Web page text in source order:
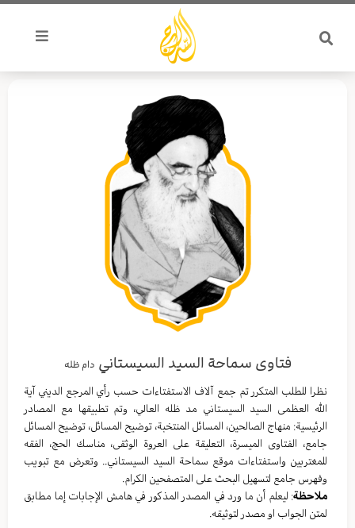
تخطي
المحتوى
فتاوى سماحة السيد السيستاني دام ظله
نظرا للطلب المتكرر تم جمع آلاف الاستفتاءات حسب رأي المرجع الديني آية
الله العظمى السيد السيستاني مد ظله العالي، وتم تطبيقها مع المصادر
الرئيسية: منهاج الصالحين، المسائل المنتخبة، توضيح المسائل، توضيح المسائل
جامع، الفتاوى الميسرة، التعليقة على العروة الوثقى، مناسك الحج، الفقه
للمغتربين واستفتاءات موقع سماحة السيد السيستاني.. وتعرض مع تبويب
وفهرس جامع لتسهيل البحث على المتصفحين الكرام.
ملاحظة: ليعلم أن ما ورد في المصدر المذكور في هامش الإجابات إما مطابق
لمتن الجواب او مصدر لتوثيقه.